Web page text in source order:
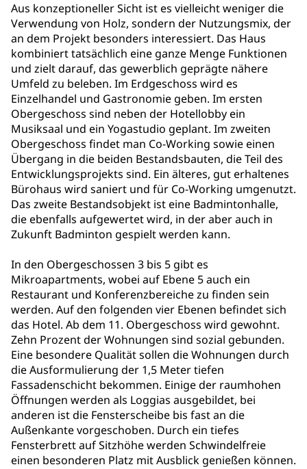
Aus konzeptioneller Sicht ist es vielleicht weniger die
Verwendung von Holz, sondern der Nutzungsmix, der
an dem Projekt besonders interessiert. Das Haus
kombiniert tatsächlich eine ganze Menge Funktionen
und zielt darauf, das gewerblich geprägte nähere
Umfeld zu beleben. Im Erdgeschoss wird es
Einzelhandel und Gastronomie geben. Im ersten
Obergeschoss sind neben der Hotellobby ein
Musiksaal und ein Yogastudio geplant. Im zweiten
Obergeschoss findet man Co-Working sowie einen
Übergang in die beiden Bestandsbauten, die Teil des
Entwicklungsprojekts sind. Ein älteres, gut erhaltenes
Bürohaus wird saniert und für Co-Working umgenutzt.
Das zweite Bestandsobjekt ist eine Badmintonhalle,
die ebenfalls aufgewertet wird, in der aber auch in
Zukunft Badminton gespielt werden kann.
In den Obergeschossen 3 bis 5 gibt es
Mikroapartments, wobei auf Ebene 5 auch ein
Restaurant und Konferenzbereiche zu finden sein
werden. Auf den folgenden vier Ebenen befindet sich
das Hotel. Ab dem 11. Obergeschoss wird gewohnt.
Zehn Prozent der Wohnungen sind sozial gebunden.
Eine besondere Qualität sollen die Wohnungen durch
die Ausformulierung der 1,5 Meter tiefen
Fassadenschicht bekommen. Einige der raumhohen
Öffnungen werden als Loggias ausgebildet, bei
anderen ist die Fensterscheibe bis fast an die
Außenkante vorgeschoben. Durch ein tiefes
Fensterbrett auf Sitzhöhe werden Schwindelfreie
einen besonderen Platz mit Ausblick genießen können.